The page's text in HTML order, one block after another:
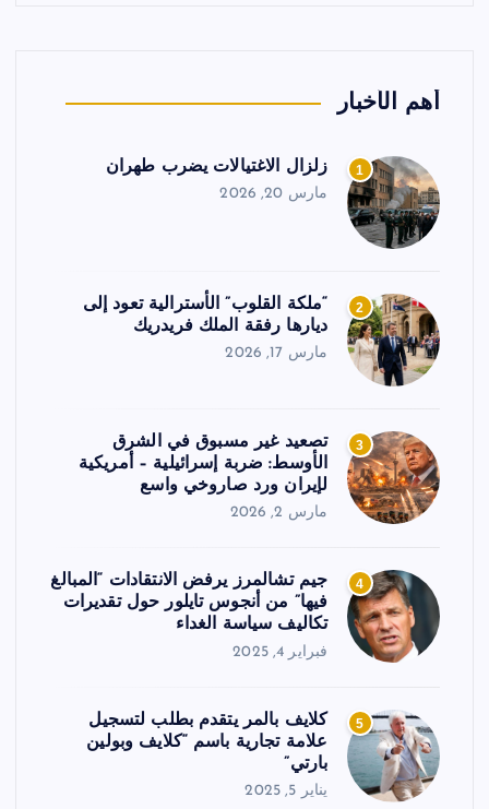
أهم الأخبار
1 زلزال الاغتيالات يضرب طهران
مارس 20, 2026
2
“ملكة القلوب” الأسترالية تعود إلى
ديارها رفقة الملك فريدريك
مارس 17, 2026
3
تصعيد غير مسبوق في الشرق
الأوسط: ضربة إسرائيلية – أمريكية
لإيران ورد صاروخي واسع
مارس 2, 2026
4
جيم تشالمرز يرفض الانتقادات “المبالغ
فيها” من أنجوس تايلور حول تقديرات
تكاليف سياسة الغداء
فبراير 4, 2025
5
كلايف بالمر يتقدم بطلب لتسجيل
علامة تجارية باسم “كلايف وبولين
بارتي”
يناير 5, 2025